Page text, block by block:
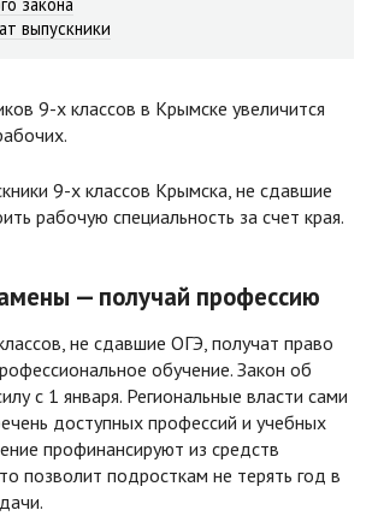
выпускники
9-х классов в Крымске увеличится
9-х классов Крымска, не сдавшие
рабочую специальность за счет края.
— получай профессию
не сдавшие ОГЭ, получат право
обучение. Закон об
с 1 января. Региональные власти сами
доступных профессий и учебных
профинансируют из средств
позволит подросткам не терять год в